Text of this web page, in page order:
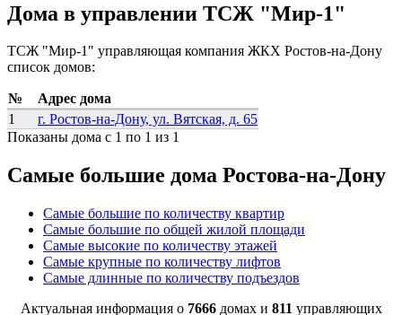
Дома в управлении ТСЖ "Мир-1"
ТСЖ "Мир-1" управляющая компания ЖКХ Ростов-на-Дону
список домов:
№
Адрес дома
1
г. Ростов-на-Дону, ул. Вятская, д. 65
Показаны дома с 1 по 1 из 1
Самые большие дома Ростова-на-Дону
Самые большие по количеству квартир
Самые большие по общей жилой площади
Самые высокие по количеству этажей
Самые крупные по количеству лифтов
Самые длинные по количеству подъездов
Актуальная информация о 7666 домах и 811 управляющих